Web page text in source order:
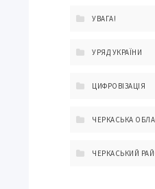
УВАГА!
УРЯД УКРАЇНИ
ЦИФРОВІЗАЦІЯ
ЧЕРКАСЬКА
ЧЕРКАСЬКИЙ